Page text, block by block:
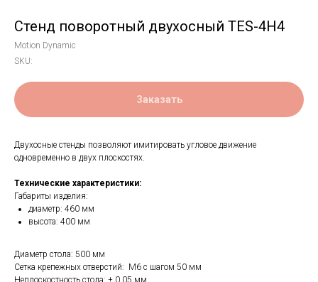
Стенд поворотный двухосный TES-4H4
Motion Dynamic
SKU:
Заказать
Двухосные стенды позволяют имитировать угловое движение
одновременно в двух плоскостях.
Технические характеристики:
Габариты изделия:
диаметр: 460 мм
высота: 400 мм
Диаметр стола: 500 мм
Сетка крепежных отверстий: М6 с шагом 50 мм
Неплоскостность стола: ± 0.05 мм